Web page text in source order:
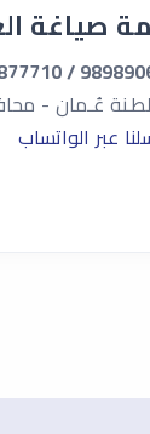
صياغة
98989063 /
- محافظة ظفـار، صلالة -
عبر الواتساب